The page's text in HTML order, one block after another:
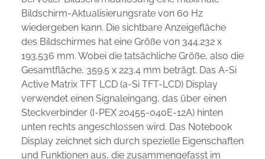
Bildschirm-Aktualisierungsrate von 60 Hz
wiedergeben kann. Die sichtbare Anzeigefläche
des Bildschirmes hat eine Größe von 344.232 x
193.536 mm. Wobei die tatsächliche Größe, also die
Gesamtfläche, 359.5 x 223.4 mm beträgt. Das A-Si
Active Matrix TFT LCD (a-Si TFT-LCD) Display
verwendet einen Signaleingang, das über einen
Steckverbinder (I-PEX 20455-040E-12A) hinten
unten rechts angeschlossen wird. Das Notebook
Display zeichnet sich durch spezielle Eigenschaften
und Funktionen aus, die zusammengefasst im